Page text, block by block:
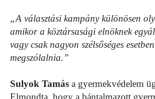
„A választási kampány különösen
amikor a köztársasági elnöknek
vagy csak nagyon szélsőséges
megszólalnia.”
Sulyok Tamás a gyermekvédelem
Elmondta, hogy a bántalmazott